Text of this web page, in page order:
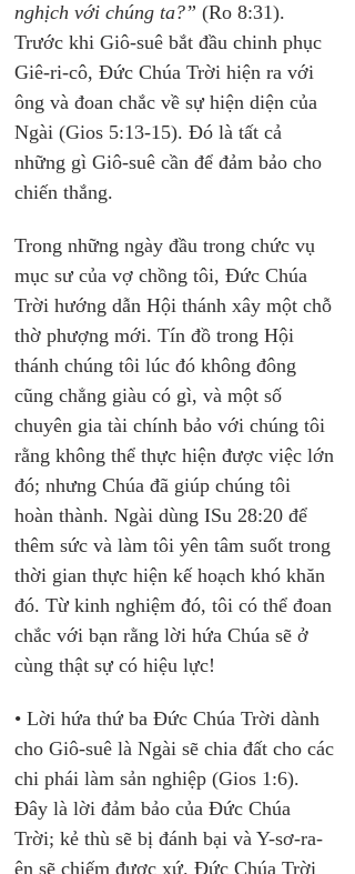
nghịch với chúng ta?” (Ro 8:31).
Trước khi Giô-suê bắt đầu chinh phục
Giê-ri-cô, Đức Chúa Trời hiện ra với
ông và đoan chắc về sự hiện diện của
Ngài (Gios 5:13-15). Đó là tất cả
những gì Giô-suê cần để đảm bảo cho
chiến thắng.
Trong những ngày đầu trong chức vụ
mục sư của vợ chồng tôi, Đức Chúa
Trời hướng dẫn Hội thánh xây một chỗ
thờ phượng mới. Tín đồ trong Hội
thánh chúng tôi lúc đó không đông
cũng chẳng giàu có gì, và một số
chuyên gia tài chính bảo với chúng tôi
rằng không thể thực hiện được việc lớn
đó; nhưng Chúa đã giúp chúng tôi
hoàn thành. Ngài dùng ISu 28:20 để
thêm sức và làm tôi yên tâm suốt trong
thời gian thực hiện kế hoạch khó khăn
đó. Từ kinh nghiệm đó, tôi có thể đoan
chắc với bạn rằng lời hứa Chúa sẽ ở
cùng thật sự có hiệu lực!
• Lời hứa thứ ba Đức Chúa Trời dành
cho Giô-suê là Ngài sẽ chia đất cho các
chi phái làm sản nghiệp (Gios 1:6).
Đây là lời đảm bảo của Đức Chúa
Trời; kẻ thù sẽ bị đánh bại và Y-sơ-ra-
ên sẽ chiếm được xứ. Đức Chúa Trời